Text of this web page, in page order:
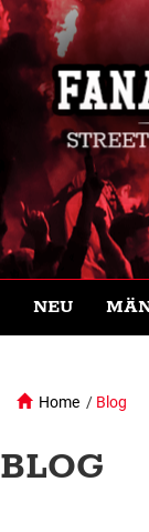
NEU
Home / Blog
BLOG